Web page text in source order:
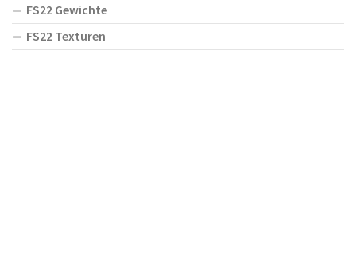
FS22 Gewichte
FS22 Texturen